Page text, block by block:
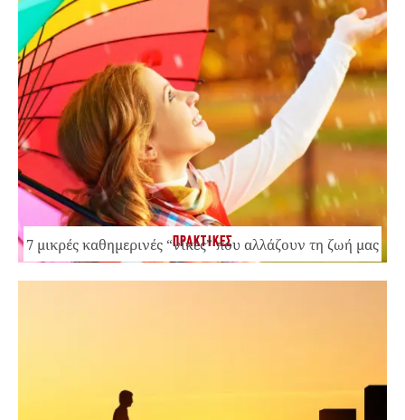
ΠΡΑΚΤΙΚΕΣ
7 μικρές καθημερινές “νίκες” που αλλάζουν τη ζωή μας